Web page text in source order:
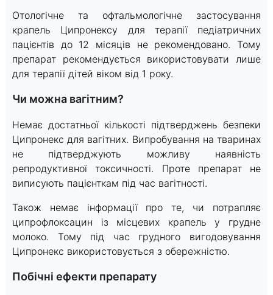
Отологічне та офтальмологічне застосування
крапель Ципронексу для терапії педіатричних
пацієнтів до 12 місяців не рекомендовано. Тому
препарат рекомендується використовувати лише
для терапії дітей віком від 1 року.
Чи можна вагітним?
Немає достатньої кількості підтверджень безпеки
Ципронекс для вагітних. Випробування на тваринах
не підтверджують можливу наявність
репродуктивної токсичності. Проте препарат не
виписують пацієнткам під час вагітності.
Також немає інформації про те, чи потрапляє
ципрофлоксацин із місцевих крапель у грудне
молоко. Тому під час грудного вигодовування
Ципронекс використовується з обережністю.
Побічні ефекти препарату